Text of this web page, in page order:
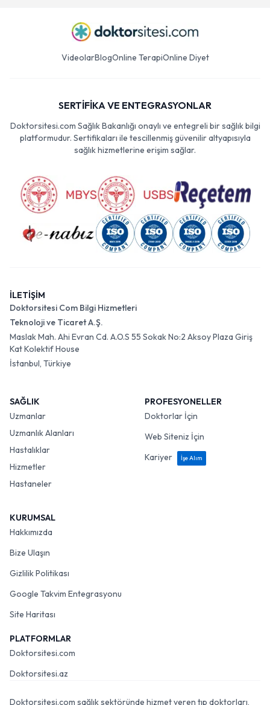
VideolarBlogOnline TerapiOnline Diyet
SERTİFİKA VE ENTEGRASYONLAR
Doktorsitesi.com Sağlık Bakanlığı onaylı ve entegreli bir sağlık bilgi
platformudur. Sertifikaları ile tescillenmiş güvenilir altyapısıyla
sağlık hizmetlerine erişim sağlar.
İLETİŞİM
Doktorsitesi Com Bilgi Hizmetleri
Teknoloji ve Ticaret A.Ş.
Maslak Mah. Ahi Evran Cd. A.O.S 55 Sokak No:2 Aksoy Plaza Giriş
Kat Kolektif House
İstanbul, Türkiye
SAĞLIK
Uzmanlar
Uzmanlık Alanları
Hastalıklar
Hizmetler
Hastaneler
PROFESYONELLER
Doktorlar İçin
Web Siteniz İçin
Kariyer
İşe Alım
KURUMSAL
Hakkımızda
Bize Ulaşın
Gizlilik Politikası
Google Takvim Entegrasyonu
Site Haritası
PLATFORMLAR
Doktorsitesi.com
Doktorsitesi.az
Doktorsitesi.com sağlık sektöründe hizmet veren tıp doktorları,